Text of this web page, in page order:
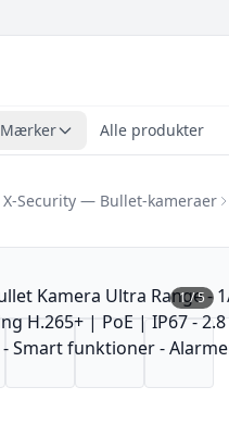
Mærker Alle produkter
X-Security — Bullet-kameraer
1/5